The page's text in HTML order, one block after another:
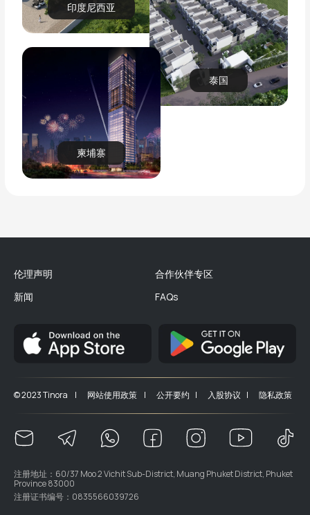
印度尼西亚
泰国
柬埔寨
伦理声明
新闻
合作伙伴专区
FAQs
© 2023 Tinora | 网站使用政策 | 公开要约 | 入股协议 | 隐私政策
注册地址：60/37 Moo 2 Vichit Sub-District, Muang Phuket District, Phuket
Province 83000
注册证书编号：0835566039726